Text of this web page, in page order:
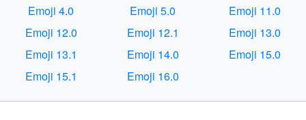
Emoji 4.0
Emoji 5.0
Emoji 11.0
Emoji 12.0
Emoji 12.1
Emoji 13.0
Emoji 13.1
Emoji 14.0
Emoji 15.0
Emoji 15.1
Emoji 16.0